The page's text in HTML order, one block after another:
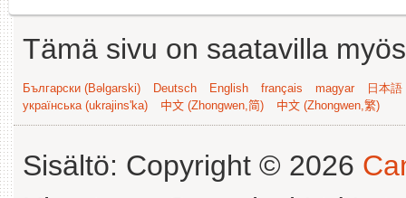
Tämä sivu on saatavilla
Български (Bəlgarski) Deutsch English français magyar
日本
українська (ukrajins'ka)
中文 (Zhongwen,简) 中文 (Zhongwen,繁)
Sisältö: Copyright © 2026